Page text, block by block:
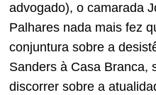
advogado), o camarada
Palhares nada mais fez
conjuntura sobre a
Sanders à Casa Branca,
discorrer sobre a